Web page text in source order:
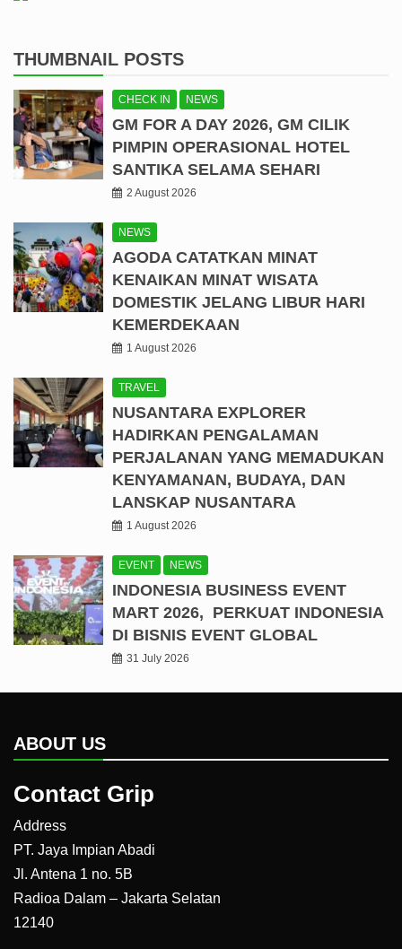
THUMBNAIL POSTS
CHECK IN NEWS
GM FOR A DAY 2026, GM CILIK
PIMPIN OPERASIONAL HOTEL
SANTIKA SELAMA SEHARI
2 August 2026
NEWS
AGODA CATATKAN MINAT
KENAIKAN MINAT WISATA
DOMESTIK JELANG LIBUR HARI
KEMERDEKAAN
1 August 2026
TRAVEL
NUSANTARA EXPLORER
HADIRKAN PENGALAMAN
PERJALANAN YANG MEMADUKAN
KENYAMANAN, BUDAYA, DAN
LANSKAP NUSANTARA
1 August 2026
EVENT NEWS
INDONESIA BUSINESS EVENT
MART 2026, PERKUAT INDONESIA
DI BISNIS EVENT GLOBAL
31 July 2026
ABOUT US
Contact Grip
Address
PT. Jaya Impian Abadi
Jl. Antena 1 no. 5B
Radioa Dalam – Jakarta Selatan
12140